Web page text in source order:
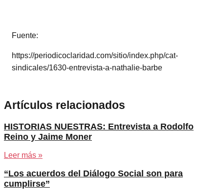
Fuente:
https://periodicoclaridad.com/sitio/index.php/cat-
sindicales/1630-entrevista-a-nathalie-barbe
Artículos relacionados
HISTORIAS NUESTRAS: Entrevista a Rodolfo
Reino y Jaime Moner
Leer más »
“Los acuerdos del Diálogo Social son para
cumplirse”